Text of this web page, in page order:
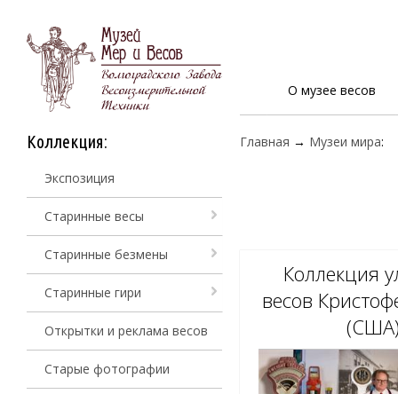
О музее весов
Коллекция:
Экспозиция
Старинные весы
Старинные безмены
Старинные гири
Открытки и реклама весов
Старые фотографии
Главная → Музеи мира:
Коллекция
весов